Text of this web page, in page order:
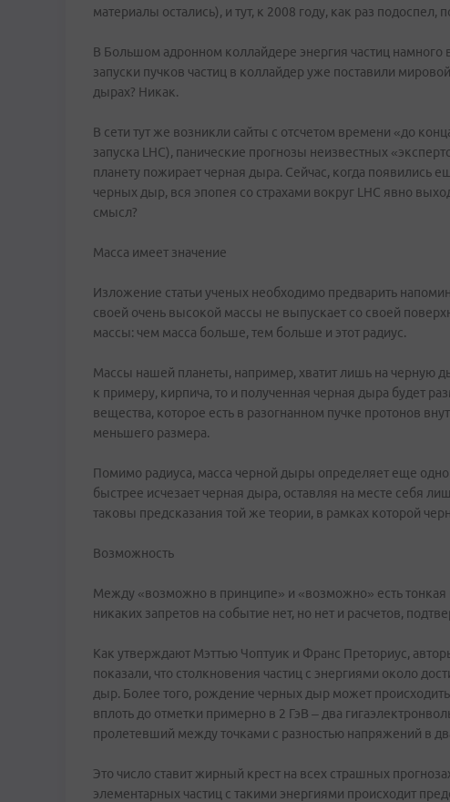
материалы остались), и тут, к 2008 году, как раз подоспел,
В Большом адронном коллайдере энергия частиц
запуски пучков частиц в коллайдер уже поставили
дырах? Никак.
В сети тут же возникли сайты с отсчетом времени «до
запуска LHC), панические прогнозы неизвестных
планету пожирает черная дыра. Сейчас, когда появились
черных дыр, вся эпопея со страхами вокруг LHC явно
смысл?
Масса имеет значение
Изложение статьи ученых необходимо предварить
своей очень высокой массы не выпускает со своей
массы: чем масса больше, тем больше и этот радиус.
Массы нашей планеты, например, хватит лишь на черную
к примеру, кирпича, то и полученная черная дыра будет
вещества, которое есть в разогнанном пучке протонов
меньшего размера.
Помимо радиуса, масса черной дыры определяет еще
быстрее исчезает черная дыра, оставляя на месте себя
таковы предсказания той же теории, в рамках которой
Возможность
Между «возможно в принципе» и «возможно» есть тонкая
никаких запретов на событие нет, но нет и расчетов,
Как утверждают Мэттью Чоптуик и Франс Преториус,
показали, что столкновения частиц с энергиями около
дыр. Более того, рождение черных дыр может
вплоть до отметки примерно в 2 ГэВ – два
пролетевший между точками с разностью напряжений в
Это число ставит жирный крест на всех страшных
элементарных частиц с такими энергиями происходит